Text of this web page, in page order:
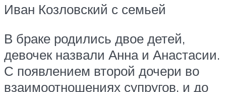
Иван Козловский с семьей
В браке родились двое детей,
девочек назвали Анна и Анастасии.
С появлением второй дочери во
взаимоотношениях супругов, и до